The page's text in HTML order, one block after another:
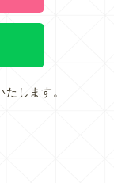
します。